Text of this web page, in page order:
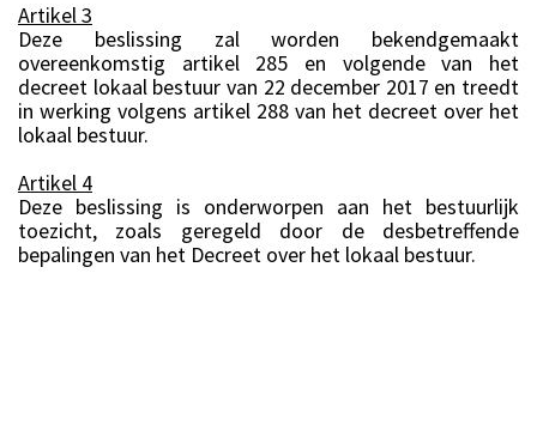
Artikel 3
Deze beslissing zal worden bekendgemaakt
overeenkomstig artikel 285 en volgende van het
decreet lokaal bestuur van 22 december 2017 en treedt
in werking volgens artikel 288 van het decreet over het
lokaal bestuur.
Artikel 4
Deze beslissing is onderworpen aan het bestuurlijk
toezicht, zoals geregeld door de desbetreffende
bepalingen van het Decreet over het lokaal bestuur.